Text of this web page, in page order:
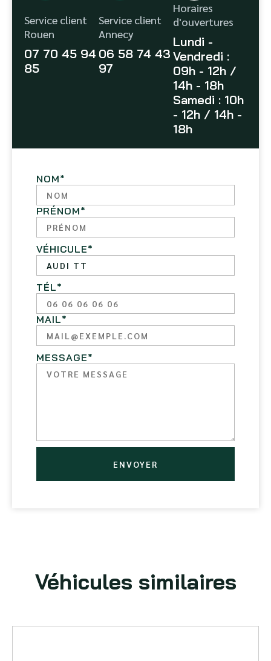
Service client
Rouen
07 70 45 94
85
Service client
Annecy
06 58 74 43
97
Horaires
d'ouvertures
Lundi -
Vendredi :
09h - 12h /
14h - 18h
Samedi : 10h
- 12h / 14h -
18h
NOM*
PRÉNOM*
VÉHICULE*
TÉL*
MAIL*
MESSAGE*
ENVOYER
Véhicules similaires